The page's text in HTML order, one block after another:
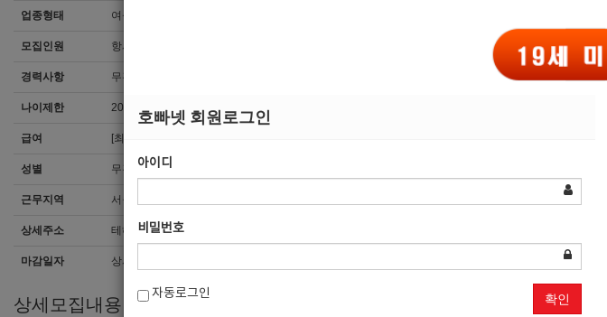
업종형태 여성전용클럽
모집인원 항시모집
경력사항 무관
나이제한 20세 ~ 35세
급여 [최소]7,000,000
성별 무관
근무지역 서울 > 강남구
상세주소 테헤란로69길 8
마감일자 상시채용
상세모집내용
호빠넷 회원로그인
아이디
비밀번호
자동로그인 확인